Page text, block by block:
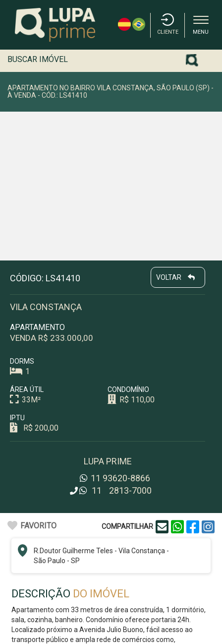
CLIENTE MENU
BUSCAR IMÓVEL
APARTAMENTO NO BAIRRO VILA CONSTANÇA, SÃO PAULO (SP) -
À VENDA - CÓD.: LS41410
CÓDIGO: LS41410 VOLTAR
VILA CONSTANÇA
APARTAMENTO
VENDA R$ 233.000,00
DORMS
1
ÁREA ÚTIL
33M²
CONDOMÍNIO
R$ 110,00
IPTU
R$ 200,00
LUPA PRIME
11 93620-8866
11
2813-7000
FAVORITO COMPARTILHAR
R. Doutor Guilherme Teles -Vila Constança -
São Paulo - SP
DESCRIÇÃO DO IMÓVEL
Apartamento com 33 metros de área construída, 1 dormitório,
sala, cozinha, banheiro. Condomínio oferece portaria 24h.
Localizado próximo a Avenida Julio Buono, fácil acesso ao
transporte público e ampla rede de comércios como,